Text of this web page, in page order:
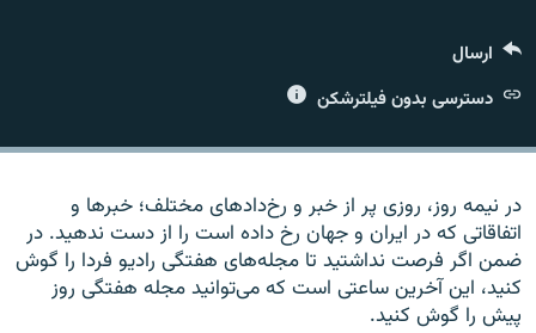
زبان‌های دیگر
ارسال
دسترسی بدون فیلترشکن
در نیمه روز، روزی پر از خبر و رخ‌دادهای مختلف؛ خبرها و
اتفاقاتی که در ایران و جهان رخ داده است را از دست ندهید. در
ضمن اگر فرصت نداشتید تا مجله‌های هفتگی رادیو فردا را گوش
کنید، این آخرین ساعتی است که می‌توانید مجله هفتگی روز
پیش را گوش کنید.